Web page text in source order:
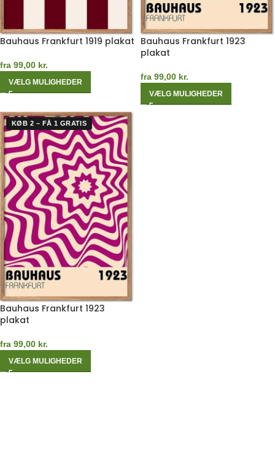
Bauhaus Frankfurt 1919 plakat
fra 99,00 kr.
VÆLG MULIGHEDER
Bauhaus Frankfurt 1923
plakat
fra 99,00 kr.
VÆLG MULIGHEDER
KØB 2 – FÅ 1 GRATIS
Bauhaus Frankfurt 1923
plakat
fra 99,00 kr.
VÆLG MULIGHEDER